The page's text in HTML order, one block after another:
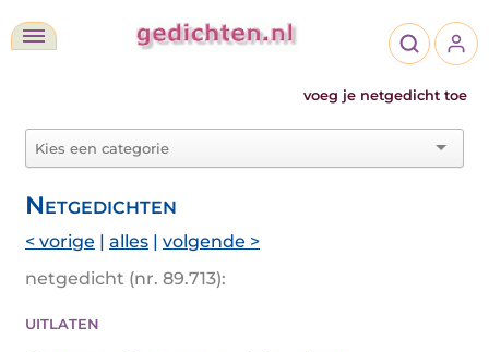
voeg je netgedicht toe
Netgedichten
< vorige | alles | volgende >
netgedicht (nr. 89.713):
uitlaten